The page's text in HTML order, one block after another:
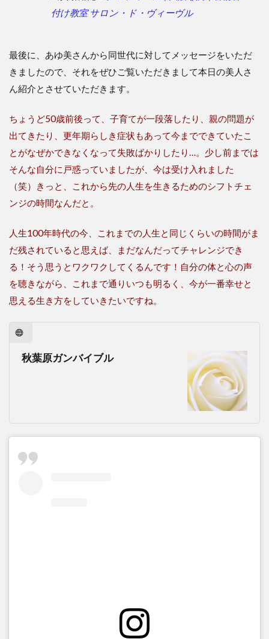
付け教室 サロン・ド・ヴィーヴル
最後に、あゆ美さんから同世代に対してメッセージをいただ
きましたので、それをぜひご覧いただきまして本日の美人さ
ん紹介とさせていただきます。
ちょうど50歳前後って、子育てが一段落したり、親の問題が
出てきたり、更年期らしき症状もあって今までできていたこ
とがなぜかできなくなって失敗ばかりしたり…。少し前までは
そんな自分に戸惑っていましたが、今は受け入れました
（笑）きっと、これから先の人生を生きるためのシフトチェ
ンジの時間なんだと。
人生100年時代の今、これまでの人生と同じくらいの時間がま
だ残されていると思えば、まだなんだってチャレンジでき
る！そう思うとワクワクしてくるんです！自分の体と心の声
を聴きながら、これまで通りいつも明るく、今が一番幸せと
思える生き方をしていきたいですね。
秋葉原ガンバイブル